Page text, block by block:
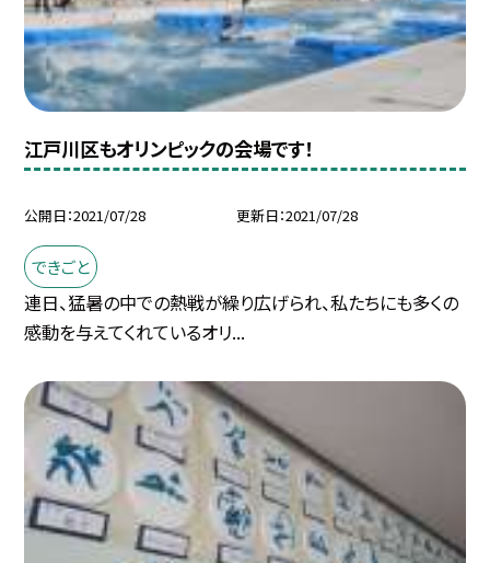
江戸川区もオリンピックの会場です！
公開日 2021/07/28 更新日 2021/07/28
できごと
連日、猛暑の中での熱戦が繰り広げられ、私たちにも多くの
感動を与えてくれているオリ...